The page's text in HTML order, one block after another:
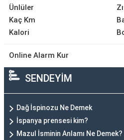
Ünlüler
Kaç Km
Kalori
Online Alarm Kur
SENDEYİM
Dağ İspinozu Ne Demek
İspanya prensesi kim?
Mazul İsminin Anlamı Ne Demek?